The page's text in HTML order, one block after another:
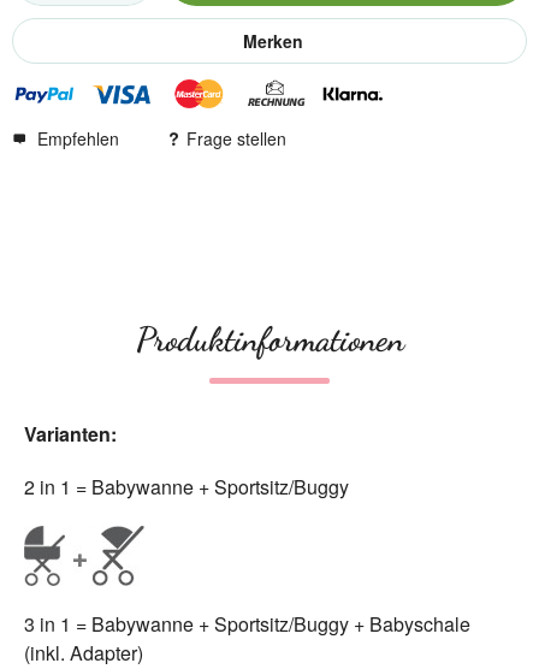
Merken
Empfehlen Frage stellen
Produktinformationen
Varianten:
2 in 1 = Babywanne + Sportsitz/Buggy
3 in 1 = Babywanne + Sportsitz/Buggy + Babyschale
(inkl. Adapter)